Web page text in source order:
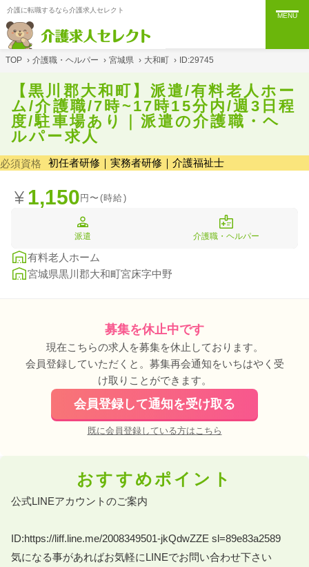
介護に転職するなら介護求人セレクト
MENU
TOP › 介護職・ヘルパー › 宮城県 › 大和町 › ID:29745
【黒川郡大和町】派遣/有料老人ホー
ム/介護職/7時~17時15分内/週3日程
度/駐車場あり｜派遣の介護職・ヘ
ルパー求人
必須資格 初任者研修｜実務者研修｜介護福祉士
1,150円〜(時給)
派遣 介護職・ヘルパー
有料老人ホーム
宮城県黒川郡大和町宮床字中野
募集を休止中です
現在こちらの求人を募集を休止しております。
会員登録していただくと。募集再会通知をいちはやく受
け取りことができます。
会員登録して通知を受け取る
既に会員登録している方はこちら
おすすめポイント
公式LINEアカウントのご案内
ID:https://liff.line.me/2008349501-jkQdwZZE sl=89e83a2589
気になる事があればお気軽にLINEでお問い合わせ下さい